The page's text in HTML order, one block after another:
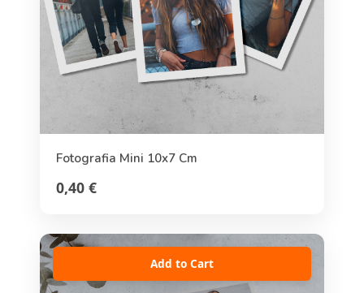
Fotografia Mini 10x7 Cm
0,40 €
Add to Cart